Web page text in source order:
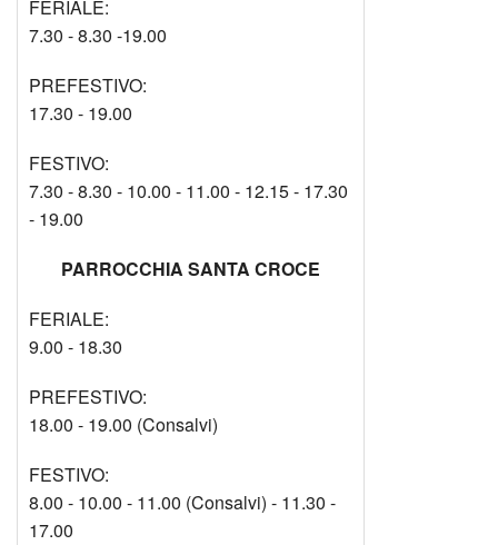
FERIALE:
7.30 - 8.30 -19.00
PREFESTIVO:
17.30 - 19.00
FESTIVO:
7.30 - 8.30 - 10.00 - 11.00 - 12.15 - 17.30
- 19.00
PARROCCHIA SANTA CROCE
FERIALE:
9.00 - 18.30
PREFESTIVO:
18.00 - 19.00 (Consalvi)
FESTIVO:
8.00 - 10.00 - 11.00 (Consalvi) - 11.30 -
17.00